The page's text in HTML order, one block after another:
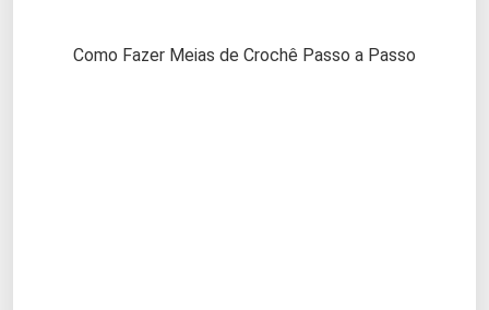
Como Fazer Meias de Crochê Passo a Passo